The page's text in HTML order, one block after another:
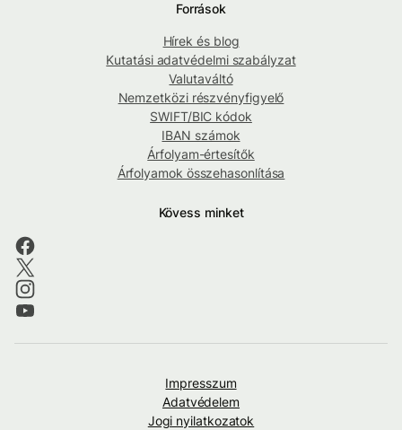
Források
Hírek és blog
Kutatási adatvédelmi szabályzat
Valutaváltó
Nemzetközi részvényfigyelő
SWIFT/BIC kódok
IBAN számok
Árfolyam-értesítők
Árfolyamok összehasonlítása
Kövess minket
Impresszum
Adatvédelem
Jogi nyilatkozatok